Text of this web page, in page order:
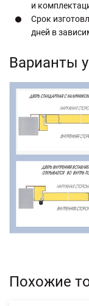
и
Срок
дней в
Варианты
Похожие